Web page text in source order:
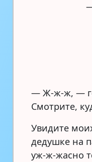
— Ж-ж-ж, —
Смотрите,
Увидите
дедушке на
уж-ж-жасно